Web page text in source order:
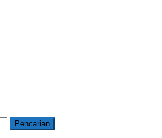
Pencarian